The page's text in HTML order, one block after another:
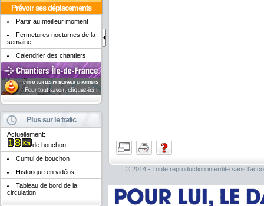
Prévoir ses déplacements
Partir au meilleur moment
Fermetures nocturnes de la
semaine
Calendrier des chantiers
Plus sur le trafic
Actuellement:
de bouchon
Cumul de bouchon
Historique en vidéos
Tableau de bord de la
circulation
© 2014 - Toute reproduction interdite sans